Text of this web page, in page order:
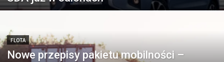
FLOTA
Nowe przepisy pakietu mobilności –